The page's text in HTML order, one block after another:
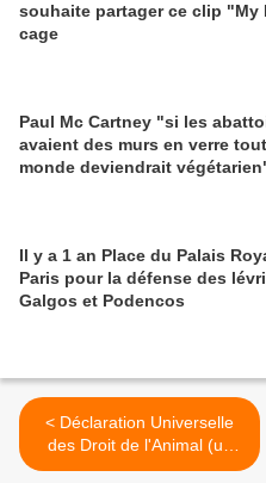
souhaite partager ce clip "My Life's a
cage
Paul Mc Cartney "si les
avaient des murs en verre
monde deviendrait
Il y a 1 an Place du Palais
Paris pour la défense des
Galgos et Podencos
< Déclaration Universelle
des Droit de l'Animal (un
petit rappel)